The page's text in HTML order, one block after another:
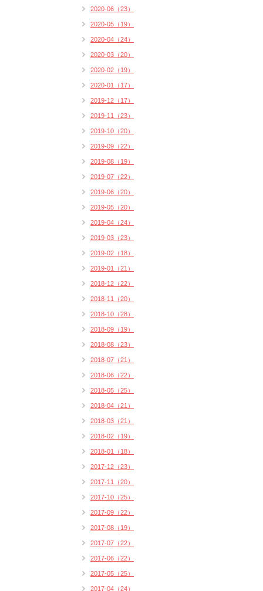
2020-06（23）
2020-05（19）
2020-04（24）
2020-03（20）
2020-02（19）
2020-01（17）
2019-12（17）
2019-11（23）
2019-10（20）
2019-09（22）
2019-08（19）
2019-07（22）
2019-06（20）
2019-05（20）
2019-04（24）
2019-03（23）
2019-02（18）
2019-01（21）
2018-12（22）
2018-11（20）
2018-10（28）
2018-09（19）
2018-08（23）
2018-07（21）
2018-06（22）
2018-05（25）
2018-04（21）
2018-03（21）
2018-02（19）
2018-01（18）
2017-12（23）
2017-11（20）
2017-10（25）
2017-09（22）
2017-08（19）
2017-07（22）
2017-06（22）
2017-05（25）
2017-04（24）